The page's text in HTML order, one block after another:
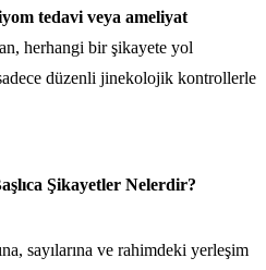
tedavi veya ameliyat
herhangi bir şikayete yol
düzenli jinekolojik kontrollerle
Şikayetler Nelerdir?
sayılarına ve rahimdeki yerleşim